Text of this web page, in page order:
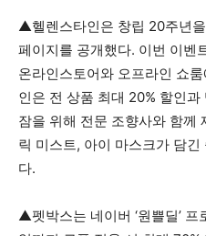
▲헬렌스타인은 창립 20주년을
페이지를 공개했다. 이번 이벤
온라인스토어와 오프라인 쇼
인은 전 상품 최대 20% 할인
잠을 위해 전문 조향사와 함께
릭 미스트, 아이 마스크가 담
다.
▲펫박스는 네이버 ‘원쁠딜’